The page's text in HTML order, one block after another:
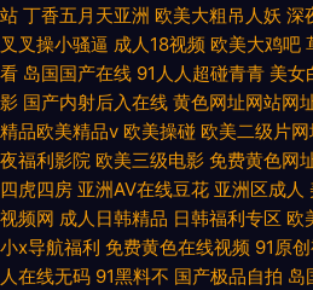
站 丁香五月天亚洲 欧美大粗吊人妖 深
叉叉操小骚逼 成人18视频 欧美大鸡吧
看 岛国国产在线 91人人超碰青青 美女
影 国产内射后入在线 黄色网址网站网
精品欧美精品v 欧美操碰 欧美二级片网
夜福利影院 欧美三级电影 免费黄色网
四虎四房 亚洲AV在线豆花 亚洲区成人
视频网 成人日韩精品 日韩福利专区 欧
小x导航福利 免费黄色在线视频 91原
人在线无码 91黑料不 国产极品自拍 岛